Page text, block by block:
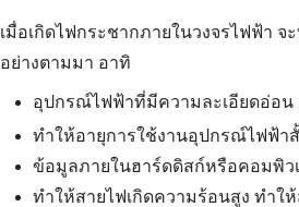
เมื่อเกิดไฟกระชากภายในวงจรไฟฟ้า
อย่างตามมา อาทิ
อุปกรณ์ไฟฟ้าที่มีความละเอียดอ่อน
ทำให้อายุการใช้งานอุปกรณ์ไฟฟ้า
ข้อมูลภายในฮาร์ดดิสก์หรือคอมพิว
ทำให้สายไฟเกิดความร้อนสูง ทำใ